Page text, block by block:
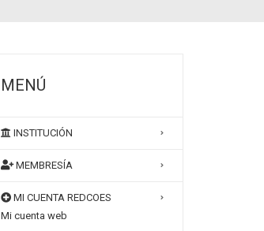
MENÚ
INSTITUCIÓN
MEMBRESÍA
MI CUENTA REDCOES
Mi cuenta web